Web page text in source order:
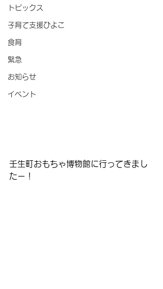
トピックス
子育て支援ひよこ
食育
緊急
お知らせ
イベント
壬生町おもちゃ博物館に行ってきまし
たー！